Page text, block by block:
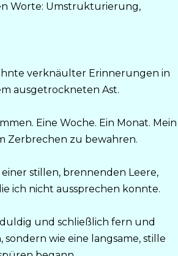
Worte: Umstrukturierung,
verknäulter Erinnerungen in
ausgetrockneten Ast.
Eine Woche. Ein Monat. Mein
Zerbrechen zu bewahren.
stillen, brennenden Leere,
ich nicht aussprechen konnte.
und schließlich fern und
wie eine langsame, stille